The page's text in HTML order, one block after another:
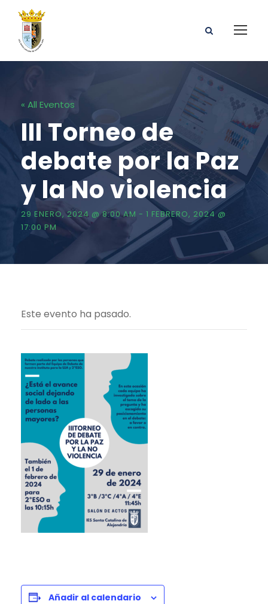
« All Eventos
III Torneo de
debate por la Paz
y la No violencia
29 ENERO, 2024 @ 8:00 AM - 1 FEBRERO, 2024 @
17:00 PM
Este evento ha pasado.
Añadir al calendario